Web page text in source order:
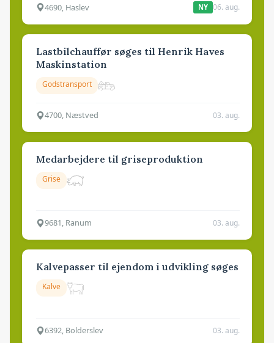
4690, Haslev NY 06. aug.
Lastbilchauffør søges til Henrik Haves
Maskinstation
Godstransport
4700, Næstved 03. aug.
Medarbejdere til griseproduktion
Grise
9681, Ranum 03. aug.
Kalvepasser til ejendom i udvikling søges
Kalve
6392, Bolderslev 03. aug.